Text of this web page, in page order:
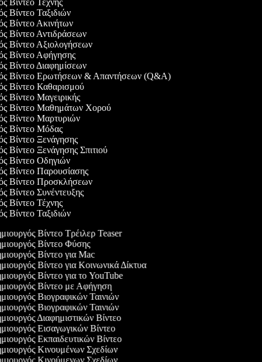
Βίντεο Τέχνης
Βίντεο Ταξιδιών
Βίντεο Ακινήτων
Βίντεο Αντιδράσεων
Βίντεο Αξιολογήσεων
Βίντεο Αφήγησης
Βίντεο Διαφημίσεων
Βίντεο Ερωτήσεων & Απαντήσεων (Q&A)
Βίντεο Καθαρισμού
Βίντεο Μαγειρικής
Βίντεο Μαθημάτων Χορού
Βίντεο Μαρτυριών
Βίντεο Μόδας
Βίντεο Ξενάγησης
Βίντεο Ξενάγησης Σπιτιού
Βίντεο Οδηγιών
Βίντεο Παρουσίασης
Βίντεο Προσκλήσεων
Βίντεο Συνέντευξης
Βίντεο Τέχνης
Βίντεο Ταξιδιών
Βίντεο Τρέιλερ Teaser
Βίντεο Φύσης
Βίντεο για Mac
Βίντεο για Κοινωνικά Δίκτυα
Βίντεο για το YouTube
Βίντεο με Αφήγηση
Βιογραφικών Ταινιών
Βιογραφικών Ταινιών
Διαφημιστικών Βίντεο
Εισαγωγικών Βίντεο
Εκπαιδευτικών Βίντεο
Κινουμένων Σχεδίων